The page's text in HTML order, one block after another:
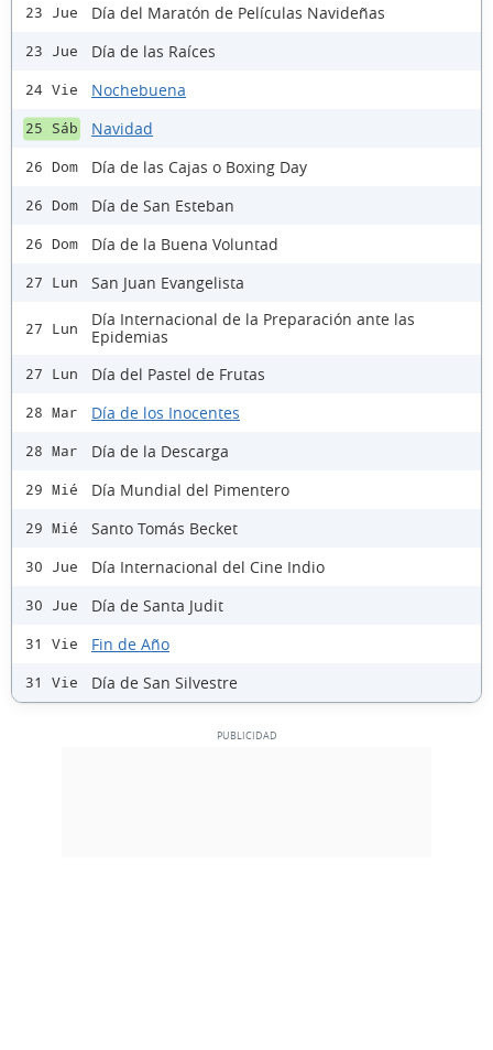
23 Jue Día del Maratón de Películas Navideñas
23 Jue Día de las Raíces
24 Vie Nochebuena
25 Sáb Navidad
26 Dom Día de las Cajas o Boxing Day
26 Dom Día de San Esteban
26 Dom Día de la Buena Voluntad
27 Lun San Juan Evangelista
27 Lun
Día Internacional de la Preparación ante las
Epidemias
27 Lun Día del Pastel de Frutas
28 Mar Día de los Inocentes
28 Mar Día de la Descarga
29 Mié Día Mundial del Pimentero
29 Mié Santo Tomás Becket
30 Jue Día Internacional del Cine Indio
30 Jue Día de Santa Judit
31 Vie Fin de Año
31 Vie Día de San Silvestre